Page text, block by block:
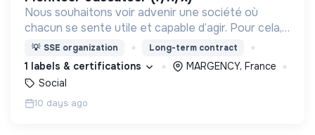
Nous souhaitons voir advenir une société où
chacun se sente utile et capable d’agir. Pour cela,
nous proposons des moyens et des lieux
d’engagement innovants et adaptés à tous.
💡 SSE organization Long-term contract
1 labels & certifications
MARGENCY, France
Social
10 days ago